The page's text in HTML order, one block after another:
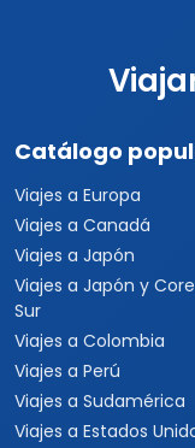
Catálogo
Viajes a Europa
Viajes a Canadá
Viajes a Japón
Viajes a Japón y
Sur
Viajes a Colombia
Viajes a Perú
Viajes a Sudamérica
Viajes a Estados